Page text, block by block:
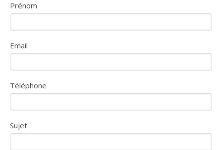
Prénom
Email
Téléphone
Sujet